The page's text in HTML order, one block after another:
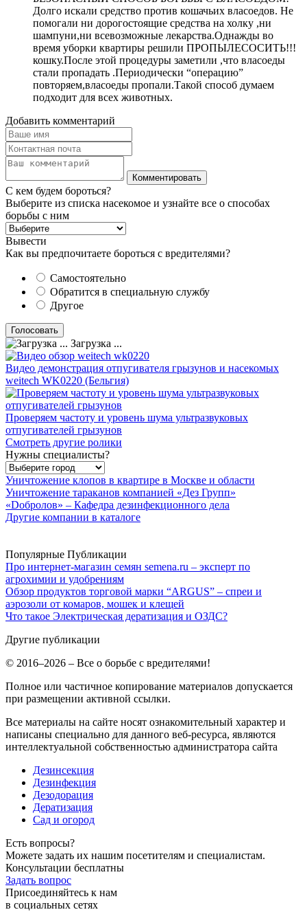
Долго искали средство против кошачьих власоедов. Не
помогали ни дорогостоящие средства на холку ,ни
шампуни,ни всевозможные лекарства.Однажды во
время уборки квартиры решили ПРОПЫЛЕСОСИТЬ!!!
кошку.После этой процедуры заметили ,что власоеды
стали пропадать .Периодически “операцию”
повторяем,власоеды пропали.Такой способ думаем
подходит для всех животных.
Добавить комментарий
С кем будем бороться?
Выберите из списка насекомое и узнайте все о способах
борьбы с ним
Вывести
Как вы предпочитаете бороться с вредителями?
Самостоятельно
Обратится в специальную службу
Другое
Загрузка ...
Видео демонстрация отпугивателя грызунов и насекомых
weitech WK0220 (Бельгия)
Проверяем частоту и уровень шума ультразвуковых
отпугивателей грызунов
Смотреть другие ролики
Нужны специалисты?
Уничтожение клопов в квартире в Москве и области
Уничтожение тараканов компанией «Дез Групп»
«Dобролов» – Кафедра дезинфекционного дела
Другие компании в каталоге
Популярные Публикации
Про интернет-магазин семян semena.ru – эксперт по
агрохимии и удобрениям
Обзор продуктов торговой марки “ARGUS” – спреи и
аэрозоли от комаров, мошек и клещей
Что такое Электрическая дератизация и ОЗДС?
Другие публикации
© 2016–2026 – Все о борьбе с вредителями!
Полное или частичное копирование материалов допускается
при размещении активной ссылки.
Все материалы на сайте носят ознакомительный характер и
написаны специально для данного веб-ресурса, являются
интеллектуальной собственностью администратора сайта
Дезинсекция
Дезинфекция
Дезодорация
Дератизация
Сад и огород
Есть вопросы?
Можете задать их нашим посетителям и специалистам.
Консультации бесплатны
Задать вопрос
Присоединяйтесь к нам
в социальных сетях